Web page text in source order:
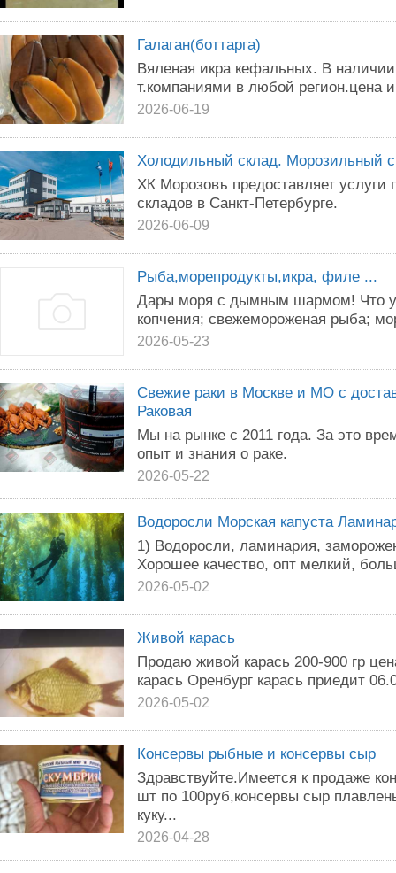
Галаган(боттарга)
Вяленая икра кефальных. В
т.компаниями в любой регион.цена
2026-06-19
Холодильный склад. Морозильный
ХК Морозовъ предоставляет услуги
складов в Санкт-Петербурге.
2026-06-09
Рыба,морепродукты,икра, филе ...
Дары моря с дымным шармом! Что у
копчения; свежемороженая рыба;
2026-05-23
Свежие раки в Москве и МО с
Раковая
Мы на рынке с 2011 года. За это
опыт и знания о раке.
2026-05-22
Водоросли Морская капуста
1) Водоросли, ламинария,
Хорошее качество, опт мелкий,
2026-05-02
Живой карась
Продаю живой карась 200-900 гр
карась Оренбург карась приедит
2026-05-02
Консервы рыбные и консервы сыр
Здравствуйте.Имеется к продаже
шт по 100руб,консервы сыр
куку...
2026-04-28